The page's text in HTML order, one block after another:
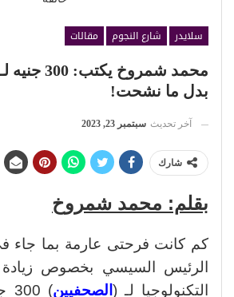
سلايدر شارع النجوم
مقالات
محمد شمروخ
بدل ما نشحت!
آخر تحديث سبتمبر 23, 2023
شارك
بقلم: محمد شمروخ
كم كانت فرحتى عارمة بما جاء
الرئيس السيسي بخصوص
التكنولوجيا لـ ( الصحفيين